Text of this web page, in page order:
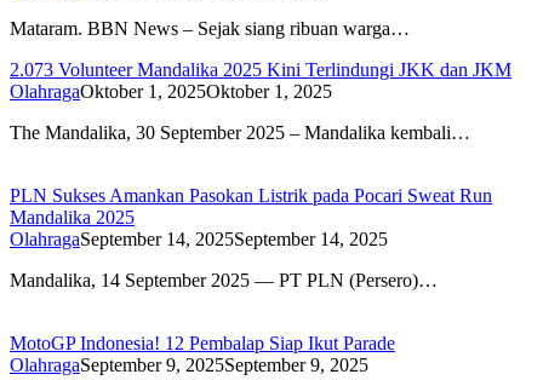
Mataram. BBN News – Sejak siang ribuan warga…
2.073 Volunteer Mandalika 2025 Kini Terlindungi JKK dan JKM
OlahragaOktober 1, 2025Oktober 1, 2025
The Mandalika, 30 September 2025 – Mandalika kembali…
PLN Sukses Amankan Pasokan Listrik pada Pocari Sweat Run
Mandalika 2025
OlahragaSeptember 14, 2025September 14, 2025
Mandalika, 14 September 2025 — PT PLN (Persero)…
MotoGP Indonesia! 12 Pembalap Siap Ikut Parade
OlahragaSeptember 9, 2025September 9, 2025